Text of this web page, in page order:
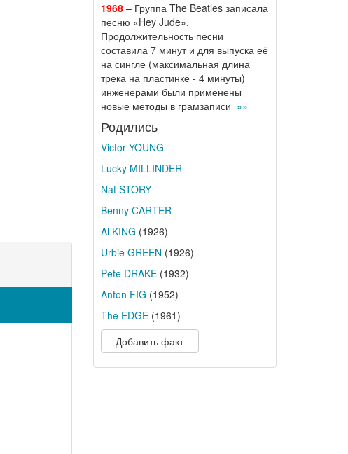
1968– Группа The Beatles записала
песню «Hey Jude».
Продолжительность песни
составила 7 минут и для выпуска её
на сингле (максимальная длина
трека на пластинке - 4 минуты)
инженерами были применены
новые методы в грамзаписи »»
Родились
Victor YOUNG
Lucky MILLINDER
Nat STORY
Benny CARTER
Al KING (1926)
Urbie GREEN (1926)
Pete DRAKE(1932)
Anton FIG (1952)
The EDGE(1961)
Добавить факт